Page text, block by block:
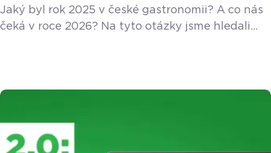
Jaký byl rok 2025 v české gastronomii? A co nás
čeká v roce 2026? Na tyto otázky jsme hledali
přinesl Vladimír Sirotek. Z pohledu tvůrce se na
přímo z provozu, a to z regionální kavárny, […]